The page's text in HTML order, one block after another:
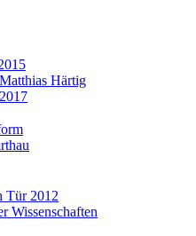
Härtig
Tür 2012
Wissenschaften